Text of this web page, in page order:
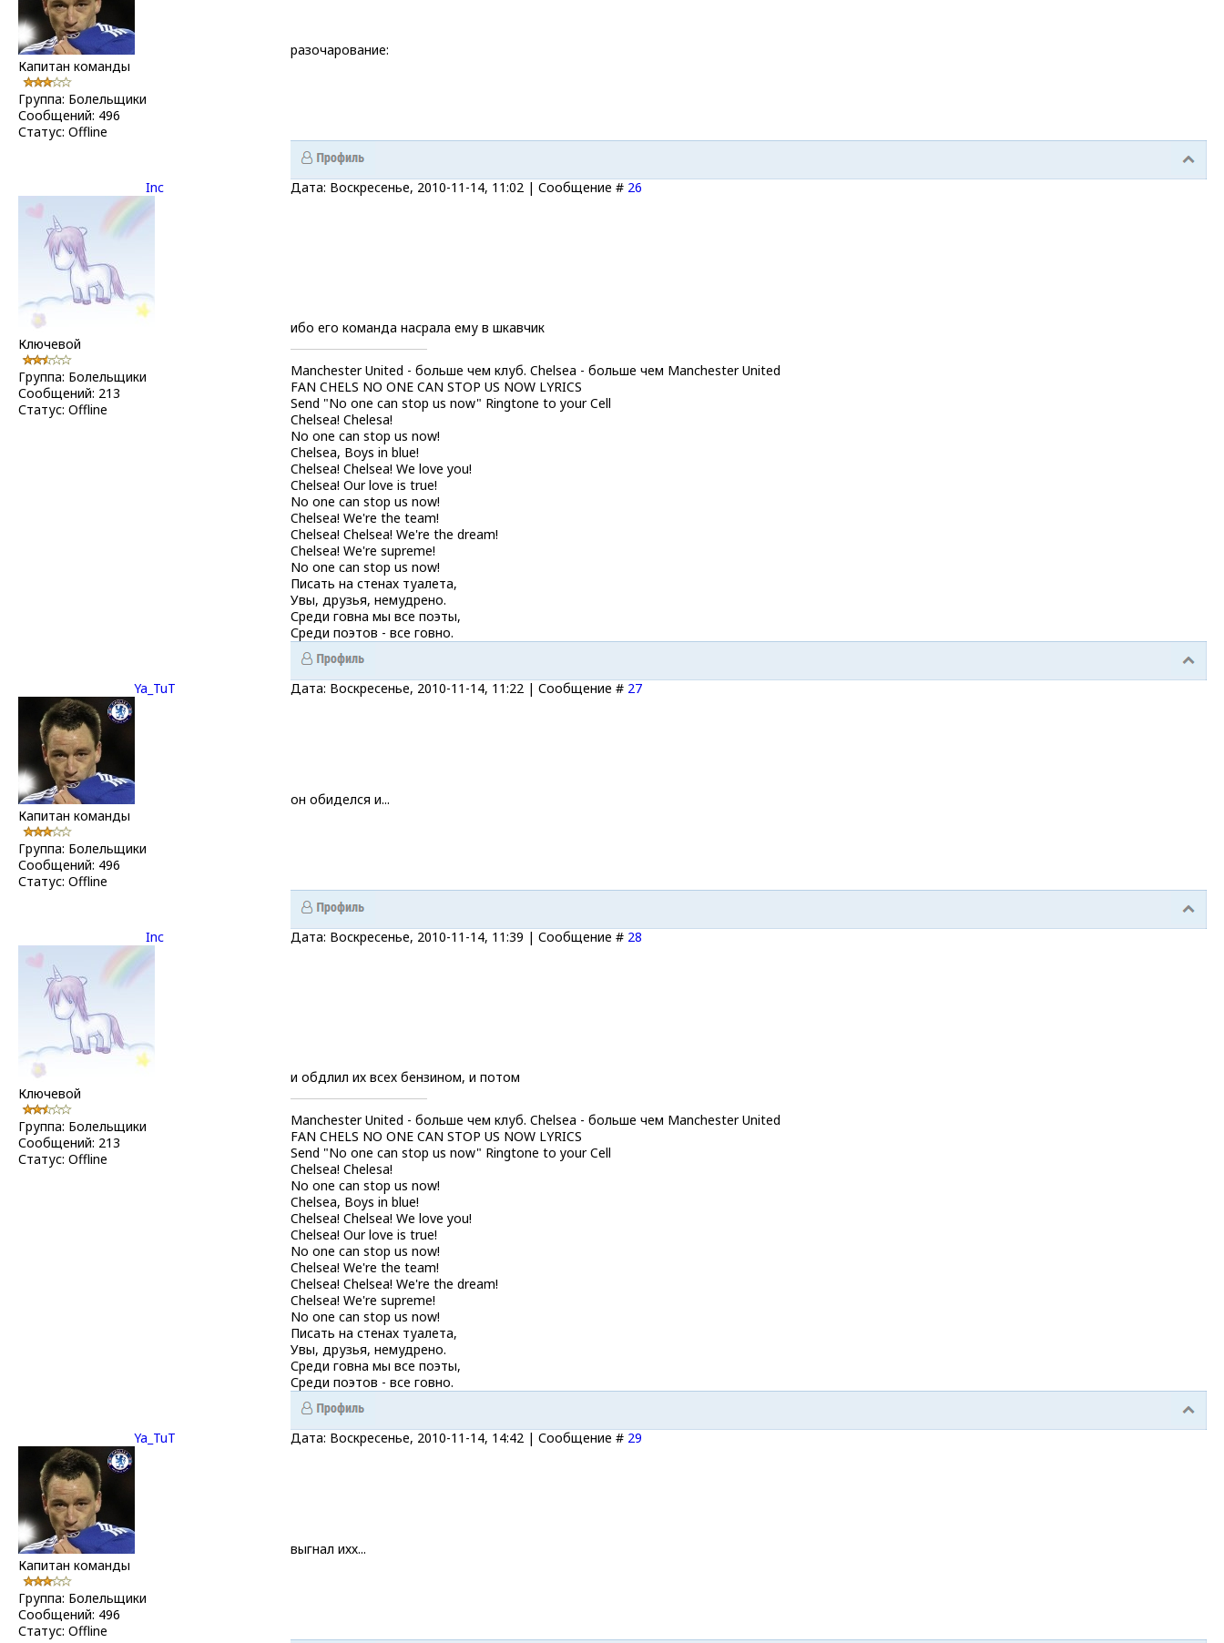
Капитан команды
Группа: Болельщики
Сообщений: 496
Статус: Offline
разочарование:
Inc Дата: Воскресенье, 2010-11-14, 11:02 | Сообщение # 26
Ключевой
Группа: Болельщики
Сообщений: 213
Статус: Offline
ибо его команда насрала ему в шкавчик
Manchester United - больше чем клуб. Chelsea - больше чем Manchester United
FAN CHELS NO ONE CAN STOP US NOW LYRICS
Send "No one can stop us now" Ringtone to your Cell
Chelsea! Chelesa!
No one can stop us now!
Chelsea, Boys in blue!
Chelsea! Chelsea! We love you!
Chelsea! Our love is true!
No one can stop us now!
Chelsea! We're the team!
Chelsea! Chelsea! We're the dream!
Chelsea! We're supreme!
No one can stop us now!
Писать на стенах туалета,
Увы, друзья, немудрено.
Среди говна мы все поэты,
Среди поэтов - все говно.
Ya_TuT Дата: Воскресенье, 2010-11-14, 11:22 | Сообщение # 27
Капитан команды
Группа: Болельщики
Сообщений: 496
Статус: Offline
он обиделся и...
Inc Дата: Воскресенье, 2010-11-14, 11:39 | Сообщение # 28
Ключевой
Группа: Болельщики
Сообщений: 213
Статус: Offline
и обдлил их всех бензином, и потом
Manchester United - больше чем клуб. Chelsea - больше чем Manchester United
FAN CHELS NO ONE CAN STOP US NOW LYRICS
Send "No one can stop us now" Ringtone to your Cell
Chelsea! Chelesa!
No one can stop us now!
Chelsea, Boys in blue!
Chelsea! Chelsea! We love you!
Chelsea! Our love is true!
No one can stop us now!
Chelsea! We're the team!
Chelsea! Chelsea! We're the dream!
Chelsea! We're supreme!
No one can stop us now!
Писать на стенах туалета,
Увы, друзья, немудрено.
Среди говна мы все поэты,
Среди поэтов - все говно.
Ya_TuT Дата: Воскресенье, 2010-11-14, 14:42 | Сообщение # 29
Капитан команды
Группа: Болельщики
Сообщений: 496
Статус: Offline
выгнал ихх...